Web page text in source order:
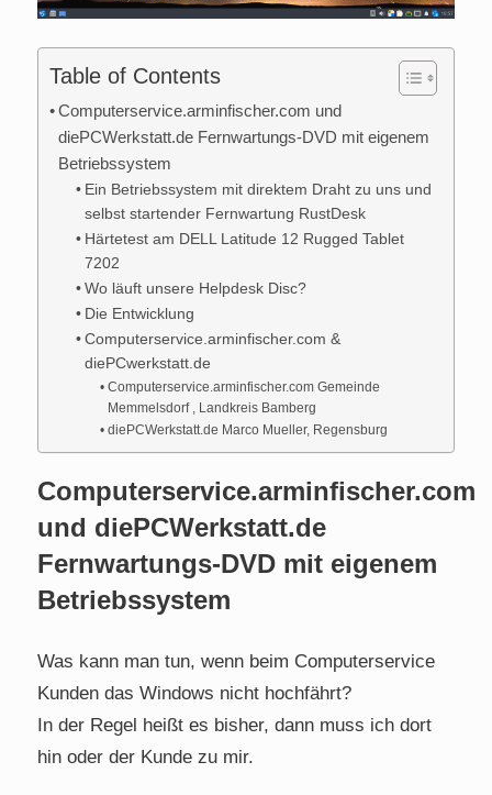
Table of Contents
Computerservice.arminfischer.com und
diePCWerkstatt.de Fernwartungs-DVD mit eigenem
Betriebssystem
Ein Betriebssystem mit direktem Draht zu uns und
selbst startender Fernwartung RustDesk
Härtetest am DELL Latitude 12 Rugged Tablet
7202
Wo läuft unsere Helpdesk Disc?
Die Entwicklung
Computerservice.arminfischer.com &
diePCwerkstatt.de
Computerservice.arminfischer.com Gemeinde
Memmelsdorf , Landkreis Bamberg
diePCWerkstatt.de Marco Mueller, Regensburg
Computerservice.arminfischer.com
und diePCWerkstatt.de
Fernwartungs-DVD mit eigenem
Betriebssystem
Was kann man tun, wenn beim Computerservice
Kunden das Windows nicht hochfährt?
In der Regel heißt es bisher, dann muss ich dort
hin oder der Kunde zu mir.